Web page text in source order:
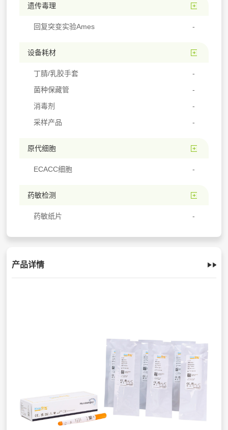
遗传毒理
回复突变实验Ames
设备耗材
丁腈/乳胶手套
菌种保藏管
消毒剂
采样产品
原代细胞
ECACC细胞
药敏检测
药敏纸片
产品详情